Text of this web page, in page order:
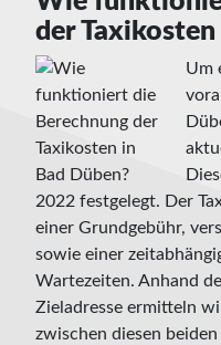
der
Um
2022 festgelegt. Der
einer Grundgebühr,
sowie einer
Wartezeiten. Anhand
Zieladresse ermitteln
zwischen diesen